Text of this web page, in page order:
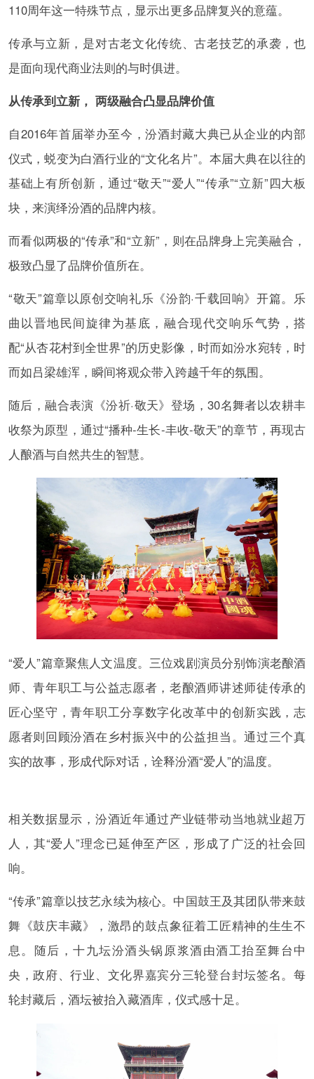
110周年这一特殊节点，显示出更多品牌复兴的意蕴。
传承与立新，是对古老文化传统、古老技艺的承袭，也
是面向现代商业法则的与时俱进。
从传承到立新， 两级融合凸显品牌价值
自2016年首届举办至今，汾酒封藏大典已从企业的内部
仪式，蜕变为白酒行业的“文化名片”。本届大典在以往的
基础上有所创新，通过“敬天”“爱人”“传承”“立新”四大板
块，来演绎汾酒的品牌内核。
而看似两极的“传承”和“立新”，则在品牌身上完美融合，
极致凸显了品牌价值所在。
“敬天”篇章以原创交响礼乐《汾韵·千载回响》开篇。乐
曲以晋地民间旋律为基底，融合现代交响乐气势，搭
配“从杏花村到全世界”的历史影像，时而如汾水宛转，时
而如吕梁雄浑，瞬间将观众带入跨越千年的氛围。
随后，融合表演《汾祈·敬天》登场，30名舞者以农耕丰
收祭为原型，通过“播种-生长-丰收-敬天”的章节，再现古
人酿酒与自然共生的智慧。
“爱人”篇章聚焦人文温度。三位戏剧演员分别饰演老酿酒
师、青年职工与公益志愿者，老酿酒师讲述师徒传承的
匠心坚守，青年职工分享数字化改革中的创新实践，志
愿者则回顾汾酒在乡村振兴中的公益担当。通过三个真
实的故事，形成代际对话，诠释汾酒“爱人”的温度。
相关数据显示，汾酒近年通过产业链带动当地就业超万
人，其“爱人”理念已延伸至产区，形成了广泛的社会回
响。
“传承”篇章以技艺永续为核心。中国鼓王及其团队带来鼓
舞《鼓庆丰藏》，激昂的鼓点象征着工匠精神的生生不
息。随后，十九坛汾酒头锅原浆酒由酒工抬至舞台中
央，政府、行业、文化界嘉宾分三轮登台封坛签名。每
轮封藏后，酒坛被抬入藏酒库，仪式感十足。